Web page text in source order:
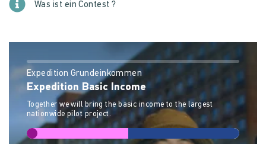
Was ist ein Contest ?
Expedition Grundeinkommen
Expedition Basic Income
Together we will bring the basic income to the largest
nationwide pilot project.